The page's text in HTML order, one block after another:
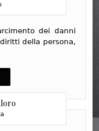
dei danni
della persona,